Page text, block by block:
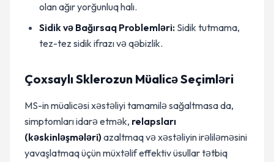
olan ağır yorğunluq halı.
Sidik və Bağırsaq Problemləri: Sidik tutmama,
tez-tez sidik ifrazı və qəbizlik.
Çoxsaylı Sklerozun Müalicə Seçimləri
MS-in müalicəsi xəstəliyi tamamilə sağaltmasa da,
simptomları idarə etmək, relapsları
(kəskinləşmələri)azaltmaq və xəstəliyin irəliləməsini
yavaşlatmaq üçün müxtəlif effektiv üsullar tətbiq